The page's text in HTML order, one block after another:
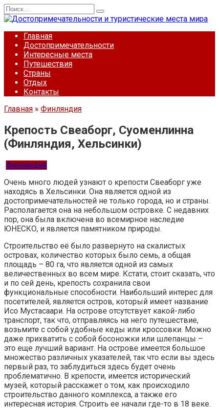
Перейти
к
Search
for:
Главная
Достопримечательности
Интересные места
Путешествия
Страны
Отдых
Контакты
Главная » Финляндия
Крепость Свеаборг, Суоменлинна
(Финляндия, Хельсинки)
Финляндия
Очень много людей узнают о крепости Свеаборг уже
находясь в Хельсинки. Она является одной из
достопримечательностей не только города, но и страны.
Располагается она на небольшом островке. С недавних
пор, она была включена во всемирное наследие
ЮНЕСКО, и является памятником природы.
Строительство её было развернуто на скалистых
островах, количество которых было семь, а общая
площадь – 80 га, что является одной из самых
величественных во всем мире. Кстати, стоит сказать, что
и по сей день, крепость сохранила свои
функциональные способности. Наибольший интерес для
посетителей, является остров, который имеет название
Исо Мустасаари. На острове отсутствует какой-либо
транспорт, так что, отправляясь на него путешествие,
возьмите с собой удобные кеды или кроссовки. Можно
даже прихватить с собой босоножки или шлепанцы –
это еще лучший вариант. На острове имеется большое
множество различных указателей, так что если вы здесь
первый раз, то заблудиться здесь будет очень
проблематично. В крепости, имеется исторический
музей, который расскажет о том, как происходило
строительство данного комплекса, а также его
интересная история. Строить ее начали где-то в 18 веке.